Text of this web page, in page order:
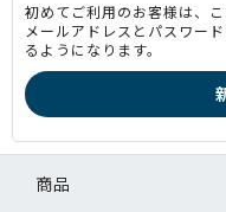
初めてご利用のお客様は、
メールアドレスとパスワー
るようになります。
商品